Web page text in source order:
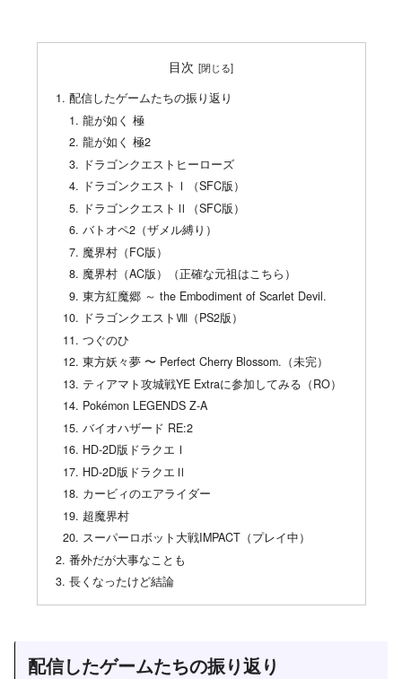
目次
配信したゲームたちの振り返り
龍が如く 極
龍が如く 極2
ドラゴンクエストヒーローズ
ドラゴンクエストⅠ（SFC版）
ドラゴンクエストⅡ（SFC版）
バトオペ2（ザメル縛り）
魔界村（FC版）
魔界村（AC版）（正確な元祖はこちら）
東方紅魔郷 ～ the Embodiment of Scarlet Devil.
ドラゴンクエストⅧ（PS2版）
つぐのひ
東方妖々夢 〜 Perfect Cherry Blossom.（未完）
ティアマト攻城戦YE Extraに参加してみる（RO）
Pokémon LEGENDS Z-A
バイオハザード RE:2
HD-2D版ドラクエⅠ
HD-2D版ドラクエⅡ
カービィのエアライダー
超魔界村
スーパーロボット大戦IMPACT（プレイ中）
番外だが大事なことも
長くなったけど結論
配信したゲームたちの振り返り